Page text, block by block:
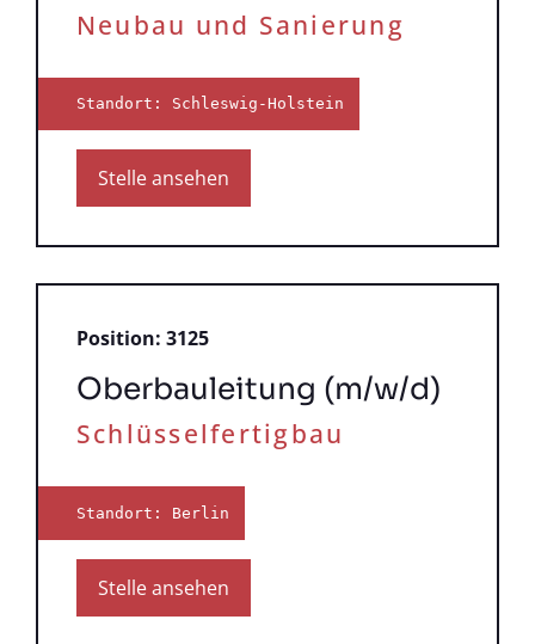
Neubau und Sanierung
Standort: Schleswig-Holstein
Stelle ansehen
Position: 3125
Oberbauleitung (m/w/d)
Schlüsselfertigbau
Standort: Berlin
Stelle ansehen